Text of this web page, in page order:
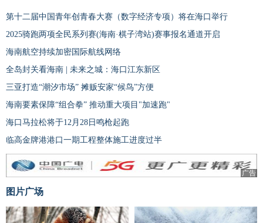
第十二届中国青年创青春大赛（数字经济专项）将在海口举行
2025骑跑两项全民系列赛(海南·棋子湾站)赛事报名通道开启
海南航空持续加密国际航线网络
全岛封关看海南 | 未来之城：海口江东新区
三亚打造“潮汐市场” 摊贩安家“候鸟”方便
海南要素保障“组合拳” 推动重大项目"加速跑"
海口马拉松将于12月28日鸣枪起跑
临高金牌港港口一期工程整体施工进度过半
广告
图片广场